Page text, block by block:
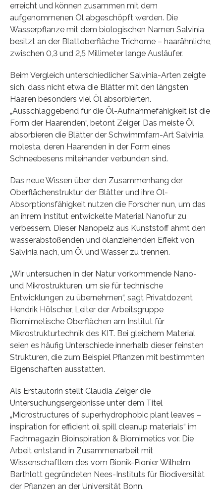
erreicht und können zusammen mit dem
aufgenommenen Öl abgeschöpft werden. Die
Wasserpflanze mit dem biologischen Namen Salvinia
besitzt an der Blattoberfläche Trichome – haarähnliche,
zwischen 0,3 und 2,5 Millimeter lange Ausläufer.
Beim Vergleich unterschiedlicher Salvinia-Arten zeigte
sich, dass nicht etwa die Blätter mit den längsten
Haaren besonders viel Öl absorbierten.
„Ausschlaggebend für die Öl-Aufnahmefähigkeit ist die
Form der Haarenden“, betont Zeiger. Das meiste Öl
absorbieren die Blätter der Schwimmfarn-Art Salvinia
molesta, deren Haarenden in der Form eines
Schneebesens miteinander verbunden sind.
Das neue Wissen über den Zusammenhang der
Oberflächenstruktur der Blätter und ihre Öl-
Absorptionsfähigkeit nutzen die Forscher nun, um das
an ihrem Institut entwickelte Material Nanofur zu
verbessern. Dieser Nanopelz aus Kunststoff ahmt den
wasserabstoßenden und ölanziehenden Effekt von
Salvinia nach, um Öl und Wasser zu trennen.
„Wir untersuchen in der Natur vorkommende Nano-
und Mikrostrukturen, um sie für technische
Entwicklungen zu übernehmen“, sagt Privatdozent
Hendrik Hölscher, Leiter der Arbeitsgruppe
Biomimetische Oberflächen am Institut für
Mikrostrukturtechnik des KIT. Bei gleichem Material
seien es häufig Unterschiede innerhalb dieser feinsten
Strukturen, die zum Beispiel Pflanzen mit bestimmten
Eigenschaften ausstatten.
Als Erstautorin stellt Claudia Zeiger die
Untersuchungsergebnisse unter dem Titel
„Microstructures of superhydrophobic plant leaves –
inspiration for efficient oil spill cleanup materials“ im
Fachmagazin Bioinspiration & Biomimetics vor. Die
Arbeit entstand in Zusammenarbeit mit
Wissenschaftlern des vom Bionik-Pionier Wilhelm
Barthlott gegründeten Nees-Instituts für Biodiversität
der Pflanzen an der Universität Bonn.